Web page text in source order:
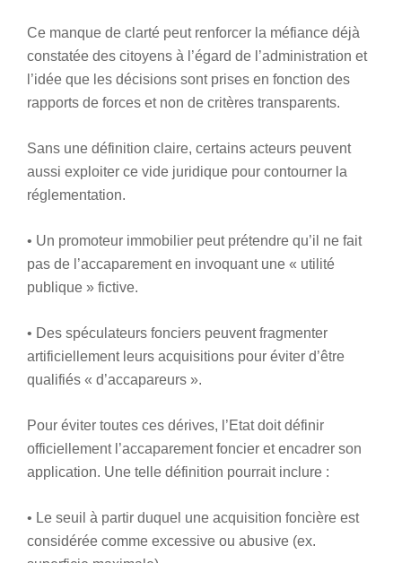
Ce manque de clarté peut renforcer la méfiance déjà
constatée des citoyens à l’égard de l’administration et
l’idée que les décisions sont prises en fonction des
rapports de forces et non de critères transparents.
Sans une définition claire, certains acteurs peuvent
aussi exploiter ce vide juridique pour contourner la
réglementation.
• Un promoteur immobilier peut prétendre qu’il ne fait
pas de l’accaparement en invoquant une « utilité
publique » fictive.
• Des spéculateurs fonciers peuvent fragmenter
artificiellement leurs acquisitions pour éviter d’être
qualifiés « d’accapareurs ».
Pour éviter toutes ces dérives, l’Etat doit définir
officiellement l’accaparement foncier et encadrer son
application. Une telle définition pourrait inclure :
• Le seuil à partir duquel une acquisition foncière est
considérée comme excessive ou abusive (ex.